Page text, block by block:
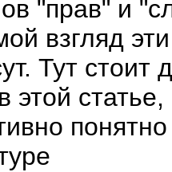
"прав" и
взгляд
Тут стоит
этой